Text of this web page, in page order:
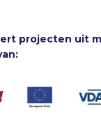
projecten uit